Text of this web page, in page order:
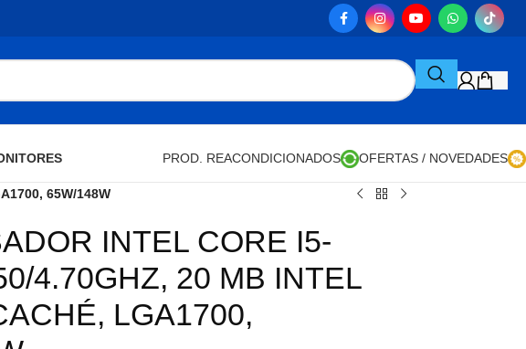
PROD. REACONDICIONADOS OFERTAS / NOVEDADES
65W/148W
INTEL CORE I5-
4.70GHZ, 20 MB INTEL
LGA1700,